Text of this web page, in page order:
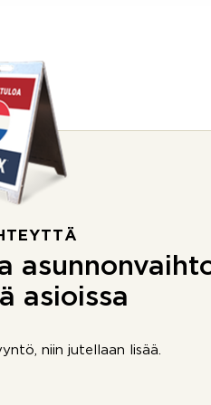
asioissa
niin jutellaan lisää.